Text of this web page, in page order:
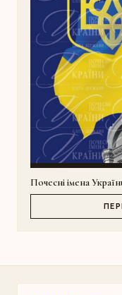
Почесні імена